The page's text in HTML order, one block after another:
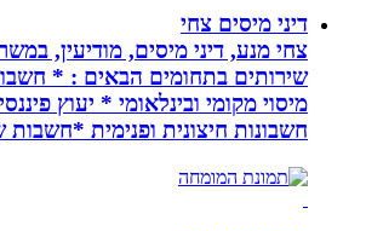
דיני מיסים צחי
צחי מנע, דיני מיסים, מודיעין,
שירותים בתחומים הבאים : *
מיסוי מקומי ובינלאומי * יעוץ פיננסי
חשבונות חיצונית ופנימית *חשבות